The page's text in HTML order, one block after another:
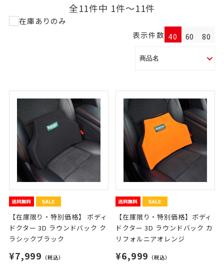
全11件中 1件～11件
在庫ありのみ
表示件数 40 60 80
【在庫限り・特別価格】 ボディ
ドクター 3D ラウンドバック ク
ラシックブラック
¥7,999 （税込）
【在庫限り・特別価格】ボディ
ドクター 3D ラウンドバック カ
リフォルニアオレンジ
¥6,999 （税込）